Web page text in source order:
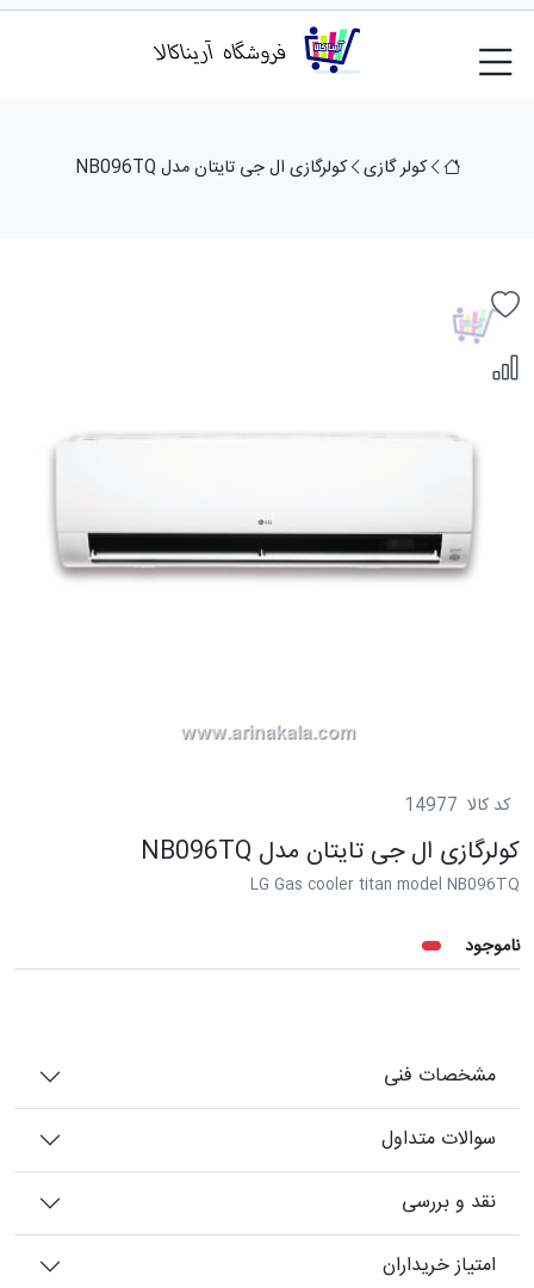
کولر گازی کولرگازی ال جی تایتان مدل NB096TQ
کد کالا 14977
کولرگازی ال جی تایتان مدل NB096TQ
LG Gas cooler titan model NB096TQ
ناموجود
مشخصات فنی
سوالات متداول
نقد و بررسی
امتیاز خریداران